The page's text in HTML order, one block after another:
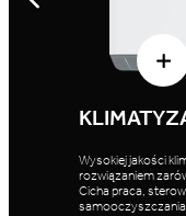
Wysokiej jakości
rozwiązaniem
Cicha praca,